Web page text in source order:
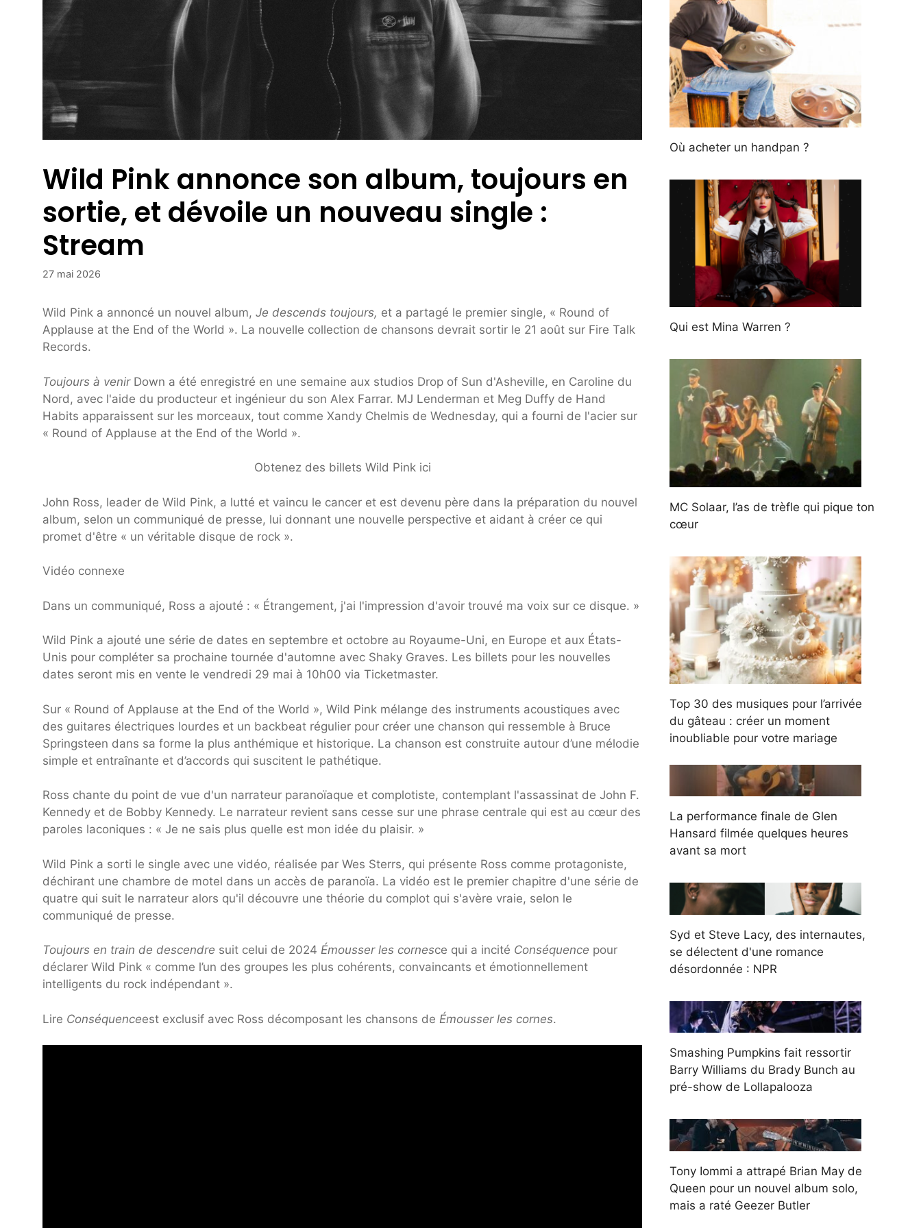
Wild Pink annonce son album, toujours en
sortie, et dévoile un nouveau single :
Stream
27 mai 2026
Wild Pink a annoncé un nouvel album, Je descends toujours, et a partagé le premier single, « Round of
Applause at the End of the World ». La nouvelle collection de chansons devrait sortir le 21 août sur Fire Talk
Records.
Toujours à venirDown a été enregistré en une semaine aux studios Drop of Sun d'Asheville, en Caroline du
Nord, avec l'aide du producteur et ingénieur du son Alex Farrar. MJ Lenderman et Meg Duffy de Hand
Habits apparaissent sur les morceaux, tout comme Xandy Chelmis de Wednesday, qui a fourni de l'acier sur
« Round of Applause at the End of the World ».
Obtenez des billets Wild Pink ici
John Ross, leader de Wild Pink, a lutté et vaincu le cancer et est devenu père dans la préparation du nouvel
album, selon un communiqué de presse, lui donnant une nouvelle perspective et aidant à créer ce qui
promet d'être « un véritable disque de rock ».
Vidéo connexe
Dans un communiqué, Ross a ajouté : « Étrangement, j'ai l'impression d'avoir trouvé ma voix sur ce disque. »
Wild Pink a ajouté une série de dates en septembre et octobre au Royaume-Uni, en Europe et aux États-
Unis pour compléter sa prochaine tournée d'automne avec Shaky Graves. Les billets pour les nouvelles
dates seront mis en vente le vendredi 29 mai à 10h00 via Ticketmaster.
Sur « Round of Applause at the End of the World », Wild Pink mélange des instruments acoustiques avec
des guitares électriques lourdes et un backbeat régulier pour créer une chanson qui ressemble à Bruce
Springsteen dans sa forme la plus anthémique et historique. La chanson est construite autour d’une mélodie
simple et entraînante et d’accords qui suscitent le pathétique.
Ross chante du point de vue d'un narrateur paranoïaque et complotiste, contemplant l'assassinat de John F.
Kennedy et de Bobby Kennedy. Le narrateur revient sans cesse sur une phrase centrale qui est au cœur des
paroles laconiques : « Je ne sais plus quelle est mon idée du plaisir. »
Wild Pink a sorti le single avec une vidéo, réalisée par Wes Sterrs, qui présente Ross comme protagoniste,
déchirant une chambre de motel dans un accès de paranoïa. La vidéo est le premier chapitre d'une série de
quatre qui suit le narrateur alors qu'il découvre une théorie du complot qui s'avère vraie, selon le
communiqué de presse.
Toujours en train de descendre suit celui de 2024 Émousser les cornesce qui a incité Conséquence pour
déclarer Wild Pink « comme l’un des groupes les plus cohérents, convaincants et émotionnellement
intelligents du rock indépendant ».
Lire Conséquenceest exclusif avec Ross décomposant les chansons de Émousser les cornes.
Où acheter un handpan ?
Qui est Mina Warren ?
MC Solaar, l’as de trèfle qui pique ton
cœur
Top 30 des musiques pour l’arrivée
du gâteau : créer un moment
inoubliable pour votre mariage
La performance finale de Glen
Hansard filmée quelques heures
avant sa mort
Syd et Steve Lacy, des internautes,
se délectent d'une romance
désordonnée : NPR
Smashing Pumpkins fait ressortir
Barry Williams du Brady Bunch au
pré-show de Lollapalooza
Tony Iommi a attrapé Brian May de
Queen pour un nouvel album solo,
mais a raté Geezer Butler